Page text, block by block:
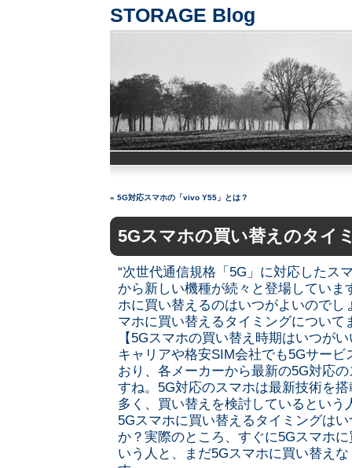
STORAGE Blog
« 5G対応スマホの「vivo Y55」とは？
5Gスマホの買い替えのタイ
“次世代通信規格「5G」に対応したス
から新しい機種が続々と登場していま
ホに買い替えるのはいつがよいのでし
マホに買い替えるタイミングについて
【5Gスマホの買い替え時期はいつが
キャリアや格安SIM会社でも5Gサー
おり、各メーカーから最新の5G対応
すね。5G対応のスマホは最新技術を
多く、買い替えを検討しているという
5Gスマホに買い替えるタイミングは
か？実際のところ、すぐに5Gスマホ
いう人と、まだ5Gスマホに買い替え